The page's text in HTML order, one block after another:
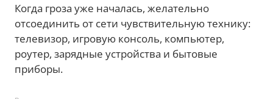
Когда гроза уже началась, желательно
отсоединить от сети чувствительную технику:
телевизор, игровую консоль, компьютер,
роутер, зарядные устройства и бытовые
приборы.